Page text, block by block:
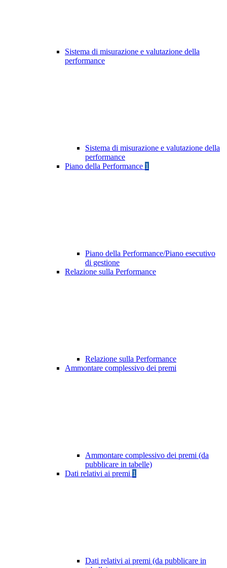
Sistema di misurazione e valutazione della
performance
Sistema di misurazione e valutazione della
performance
Piano della Performance 1
Piano della Performance/Piano esecutivo
di gestione
Relazione sulla Performance
Relazione sulla Performance
Ammontare complessivo dei premi
Ammontare complessivo dei premi (da
pubblicare in tabelle)
Dati relativi ai premi 1
Dati relativi ai premi (da pubblicare in